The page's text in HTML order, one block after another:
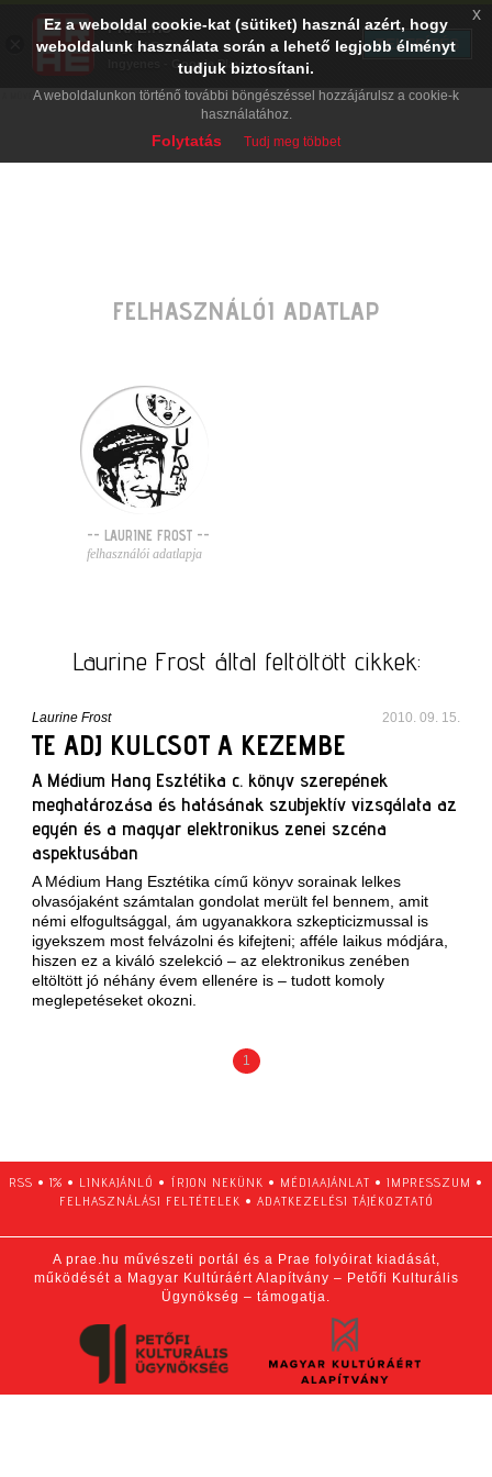
FELHASZNÁLÓI ADATLAP
-- LAURINE FROST --
felhasználói adatlapja
Laurine Frost által feltöltött cikkek:
Laurine Frost 2010. 09. 15.
TE ADJ KULCSOT A KEZEMBE
A Médium Hang Esztétika c. könyv szerepének
meghatározása és hatásának szubjektív vizsgálata az
egyén és a magyar elektronikus zenei szcéna
aspektusában
A Médium Hang Esztétika című könyv sorainak lelkes
olvasójaként számtalan gondolat merült fel bennem, amit
némi elfogultsággal, ám ugyanakkora szkepticizmussal is
igyekszem most felvázolni és kifejteni; afféle laikus módjára,
hiszen ez a kiváló szelekció – az elektronikus zenében
eltöltött jó néhány évem ellenére is – tudott komoly
meglepetéseket okozni.
1
RSS • 1% • LINKAJÁNLÓ • ÍRJON NEKÜNK • MÉDIAAJÁNLAT • IMPRESSZUM •
FELHASZNÁLÁSI FELTÉTELEK • ADATKEZELÉSI TÁJÉKOZTATÓ
A prae.hu művészeti portál és a Prae folyóirat kiadását,
működését a Magyar Kultúráért Alapítvány – Petőfi Kulturális
Ügynökség – támogatja.
Ez a weboldal cookie-kat (sütiket) használ azért, hogy
weboldalunk használata során a lehető legjobb élményt
tudjuk biztosítani.
A weboldalunkon történő további böngészéssel hozzájárulsz a cookie-k
használatához.
Folytatás Tudj meg többet
x
PRAE.HU
Digital Evolution
Ingyenes - Google Play
TELEPÍTÉS